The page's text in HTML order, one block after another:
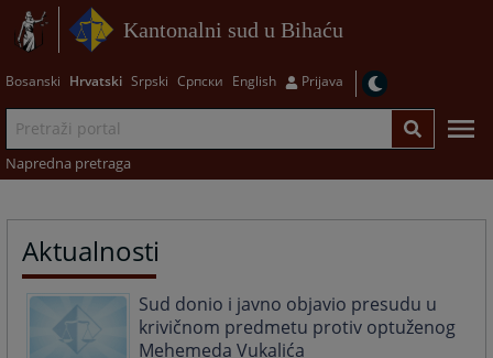
Kantonalni sud u Bihaću
Bosanski Hrvatski Srpski Српски English Prijava
Napredna pretraga
Aktualnosti
Sud donio i javno objavio presudu u
krivičnom predmetu protiv optuženog
Mehemeda Vukalića